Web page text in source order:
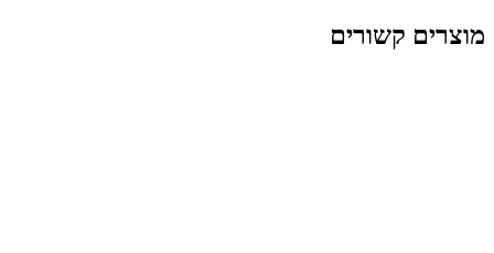
מוצרים קשורים